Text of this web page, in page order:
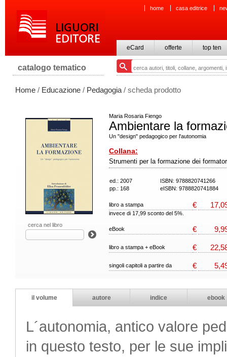
home casa editrice
eCard offerte top ten
catalogo tematico
Home / Educazione / Pedagogia / scheda prodotto
cerca nel libro
Maria Rosaria Fiengo
Ambientare la
Un "design" pedagogico per l'autonomia
Collana:
Strumenti per la formazione dei
ed.: 2007
ISBN: 9788820741266
pp.: 168
eISBN: 9788820741884
libro a stampa €
invece di 17,99 sconto del 5%.
eBook €
libro a stampa + eBook €
singoli capitoli a partire da €
il volume autore indice ebook
L´autonomia, antico valore
in questo testo, per le sue